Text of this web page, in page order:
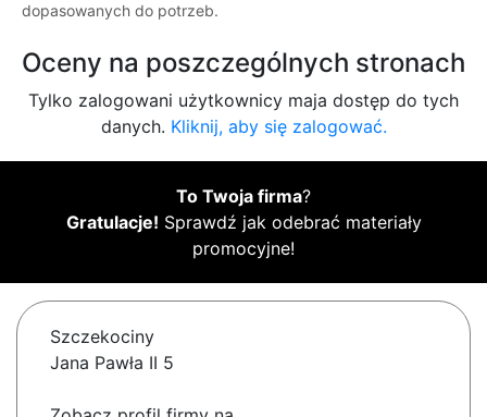
dopasowanych do potrzeb.
Oceny na poszczególnych stronach
Tylko zalogowani użytkownicy maja dostęp do tych
danych. Kliknij, aby się zalogować.
To Twoja firma?
Gratulacje! Sprawdź jak odebrać materiały
promocyjne!
Szczekociny
Jana Pawła II 5